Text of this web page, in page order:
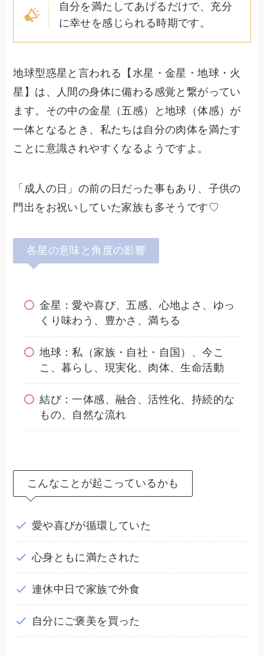
自分を満たしてあげるだけで、充分
に幸せを感じられる時期です。
地球型惑星と言われる【水星・金星・地球・火
星】は、人間の身体に備わる感覚と繋がってい
ます。その中の金星（五感）と地球（体感）が
一体となるとき、私たちは自分の肉体を満たす
ことに意識されやすくなるようですよ。
「成人の日」の前の日だった事もあり、子供の
門出をお祝いしていた家族も多そうです♡
各星の意味と角度の影響
金星：愛や喜び、五感、心地よさ、ゆっ
くり味わう、豊かさ、満ちる
地球：私（家族・自社・自国）、今こ
こ、暮らし、現実化、肉体、生命活動
結び：一体感、融合、活性化、持続的な
もの、自然な流れ
こんなことが起こっているかも
愛や喜びが循環していた
心身ともに満たされた
連休中日で家族で外食
自分にご褒美を買った